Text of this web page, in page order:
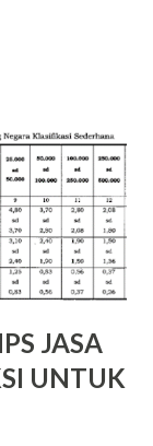
pasok ini
jawaban (C)
adalah pada
dan layanan
dalam MRP tidak
JASA
UNTUK